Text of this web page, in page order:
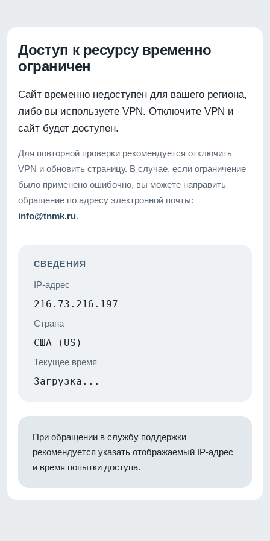
Доступ к ресурсу временно
ограничен
Сайт временно недоступен для вашего региона,
либо вы используете VPN. Отключите VPN и
сайт будет доступен.
Для повторной проверки рекомендуется отключить
VPN и обновить страницу. В случае, если ограничение
было применено ошибочно, вы можете направить
обращение по адресу электронной почты:
info@tnmk.ru.
СВЕДЕНИЯ
IP-адрес
216.73.216.197
Страна
США (US)
Текущее время
Загрузка...
При обращении в службу поддержки
рекомендуется указать отображаемый IP-адрес
и время попытки доступа.